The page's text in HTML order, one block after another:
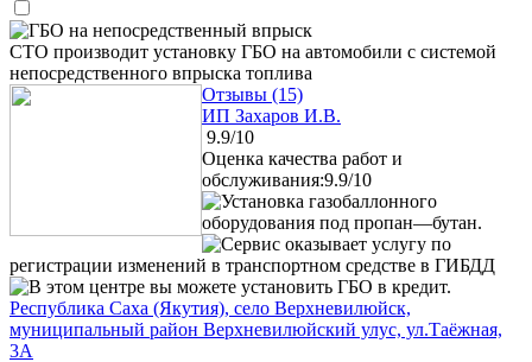
ГБО на непосредственный впрыск
СТО производит установку ГБО на автомобили с системой
непосредственного впрыска топлива
Отзывы (15)
ИП Захаров И.В.
9.9/10
Оценка качества работ и
обслуживания:9.9/10
Установка газобаллонного
оборудования под пропан—бутан.
Сервис оказывает услугу по
регистрации изменений в транспортном средстве в ГИБДД
В этом центре вы можете установить ГБО в кредит.
Республика Саха (Якутия), село Верхневилюйск,
муниципальный район Верхневилюйский улус, ул.Таёжная,
3А